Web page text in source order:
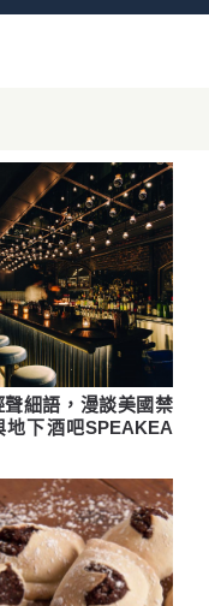
聲細語，漫談美國禁
地下酒吧SPEAKEA